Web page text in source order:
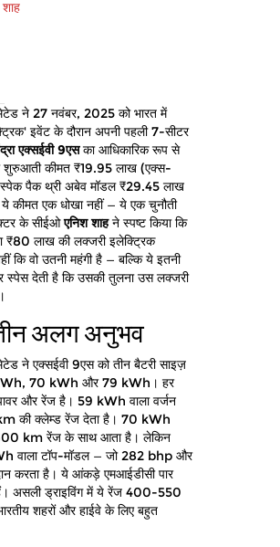
ने 27 नवंबर, 2025 को भारत में
इवेंट के दौरान अपनी पहली 7-सीटर
एक्सईवी 9एसका आधिकारिक रूप से
शुरुआती कीमत ₹19.95 लाख (एक्स-
पैक थ्री अबेव मॉडल ₹29.45 लाख
कीमत एक धोखा नहीं — ये एक चुनौती
के सीईओएनिश शाहने स्पष्ट किया कि
₹80 लाख की लक्जरी इलेक्ट्रिक
कि वो उतनी महंगी है — बल्कि ये इतनी
स्पेस देती है कि उसकी तुलना उस लक्जरी
अलग अनुभव
ने एक्सईवी 9एस को तीन बैटरी साइज़
kWh, 70 kWh और 79 kWh। हर
और रेंज है। 59 kWh वाला वर्जन
की क्लेम्ड रेंज देता है। 70 kWh
km रेंज के साथ आता है। लेकिन
वाला टॉप-मॉडल — जो 282 bhp और
करता है। ये आंकड़े एमआईडीसी पार
असली ड्राइविंग में ये रेंज 400-550
शहरों और हाईवे के लिए बहुत